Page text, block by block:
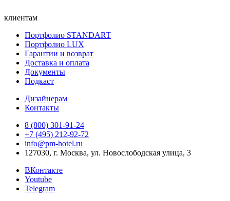
клиентам
Портфолио STANDART
Портфолио LUX
Гарантии и возврат
Доставка и оплата
Документы
Подкаст
Дизайнерам
Контакты
8 (800) 301‑91‑24
+7 (495) 212‑92‑72
info@pm-hotel.ru
127030, г. Москва, ул. Новослободская улица, 3
ВКонтакте
Youtube
Telegram